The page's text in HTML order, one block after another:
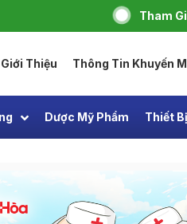
Tham
Giới Thiệu Thông Tin Khuyến
Dược Mỹ Phẩm Thiết